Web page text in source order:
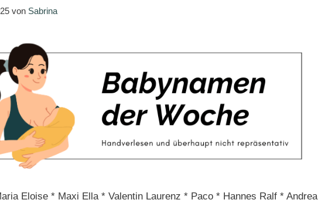
von Sabrina
Eloise * Maxi Ella * Valentin Laurenz * Paco * Hannes Ralf * Andrea